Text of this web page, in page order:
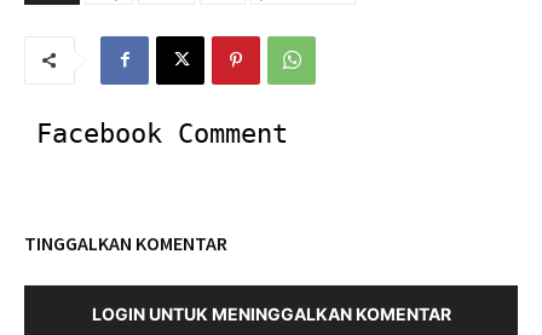
Facebook Comment
TINGGALKAN KOMENTAR
LOGIN UNTUK MENINGGALKAN KOMENTAR